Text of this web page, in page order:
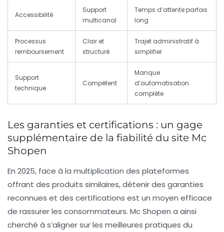
Accessibilité
Support
multicanal
Temps d’attente parfois
long
Processus
remboursement
Clair et
structuré
Trajet administratif à
simplifier
Support
technique
Compétent
Manque
d’automatisation
complète
Les garanties et certifications : un gage
supplémentaire de la fiabilité du site Mc
Shopen
En 2025, face à la multiplication des plateformes
offrant des produits similaires, détenir des garanties
reconnues et des certifications est un moyen efficace
de rassurer les consommateurs. Mc Shopen a ainsi
cherché à s’aligner sur les meilleures pratiques du